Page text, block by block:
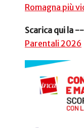
Romagna più
Scarica qui la
Parentali 2026